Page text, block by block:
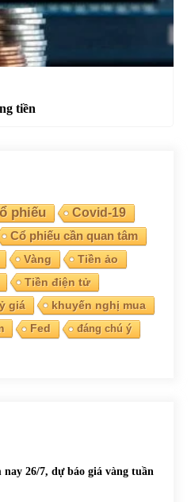
tiền
phiếu
Covid-19
Cổ phiếu cần quan tâm
Vàng
Tiền ảo
Tiền điện tử
giá
khuyến nghị mua
Fed
đáng chú ý
nay 26/7, dự báo giá vàng tuần